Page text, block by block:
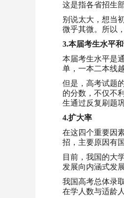
这是指各省招生
别说太大，想当
微乎其微。所以
3.本届考生水平
本届考生水平是
单，一本二本线
但是，高考试题
的分数，不仅不
生通过反复刷题
4.扩大率
在这四个重要因
招，主要原因有
目前，我国的大
发展向内涵式发
我国高考总体录
在学人数与适龄